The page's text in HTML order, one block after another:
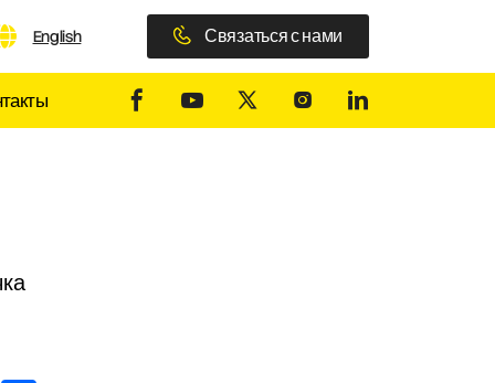
English Связаться с нами